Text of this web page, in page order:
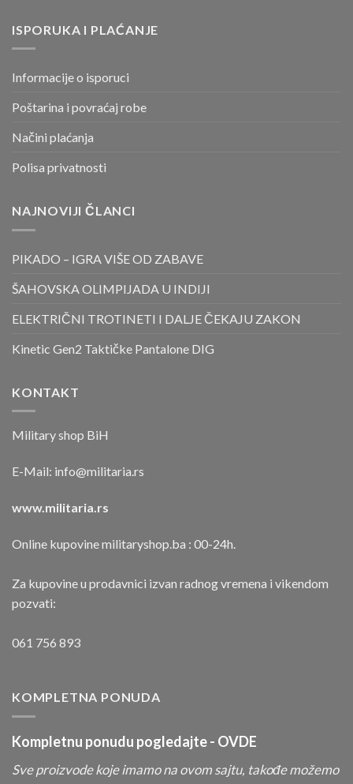
ISPORUKA I PLAĆANJE
Informacije o isporuci
Poštarina i povraćaj robe
Načini plaćanja
Polisa privatnosti
NAJNOVIJI ČLANCI
PIKADO – IGRA VIŠE OD ZABAVE
ŠAHOVSKA OLIMPIJADA U INDIJI
ELEKTRIČNI TROTINETI I DALJE ČEKAJU ZAKON
Kinetic Gen2 Taktičke Pantalone DIG
KONTAKT
Military shop BiH
E-Mail: info@militaria.rs
www.militaria.rs
Online kupovine militaryshop.ba : 00-24h.
Za kupovine u prodavnici izvan radnog vremena i vikendom
pozvati:
061 756 893
KOMPLETNA PONUDA
Kompletnu ponudu pogledajte - OVDE
Sve proizvode koje imamo na ovom sajtu, takođe možemo